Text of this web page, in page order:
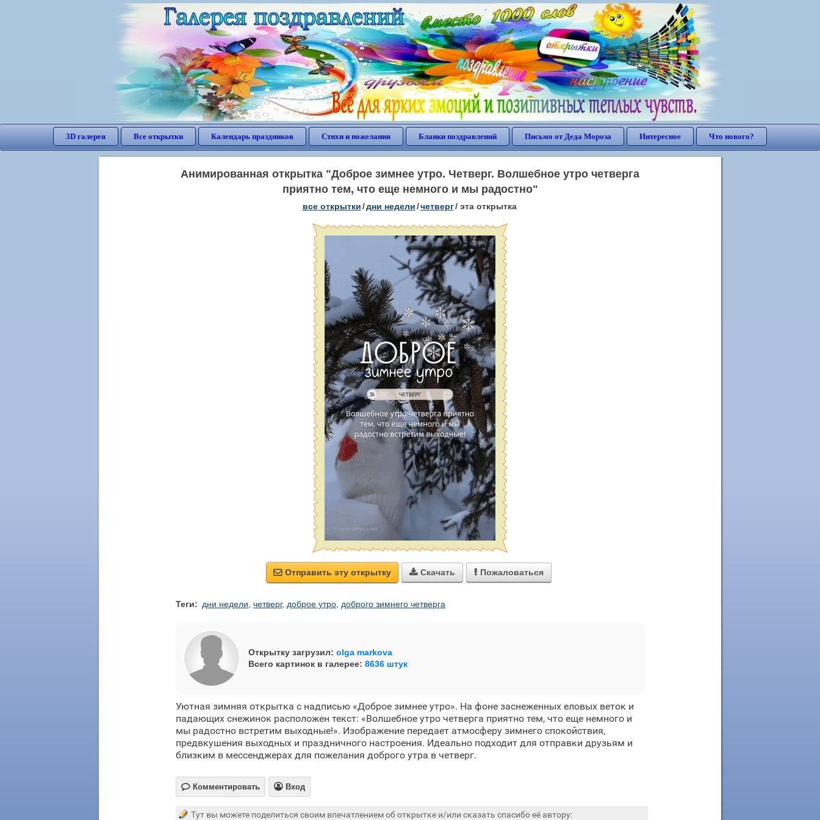
3D галерея Все открытки Календарь праздников Стихи и пожелания Бланки поздравлений Письмо от Деда Мороза Интересное Что нового?
Анимированная открытка "Доброе зимнее утро. Четверг. Волшебное утро четверга
приятно тем, что еще немного и мы радостно"
все открытки/дни недели/четверг/ эта открытка
 Отправить эту открытку  Скачать  Пожаловаться
Теги: дни недели четверг, доброе утро доброго зимнего четверга
Открытку загрузил: olga markova
Всего картинок в галерее: 8636 штук
Уютная зимняя открытка с надписью «Доброе зимнее утро». На фоне заснеженных еловых веток и
падающих снежинок расположен текст: «Волшебное утро четверга приятно тем, что еще немного и
мы радостно встретим выходные!». Изображение передает атмосферу зимнего спокойствия,
предвкушения выходных и праздничного настроения. Идеально подходит для отправки друзьям и
близким в мессенджерах для пожелания доброго утра в четверг.
 Комментировать  Вход
Тут вы можете поделиться своим впечатлением об открытке и/или сказать спасибо её автору: